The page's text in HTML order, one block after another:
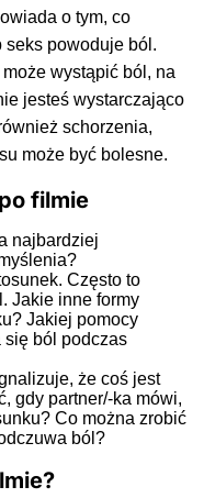
o tym, co
seks powoduje ból.
wystąpić ból, na
jesteś wystarczająco
schorzenia,
może być bolesne.
filmie
najbardziej
Często to
Jakie inne formy
Jakiej pomocy
się ból podczas
że coś jest
gdy partner/-ka mówi,
Co można zrobić
ból?